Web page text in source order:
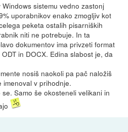
sistemu vedno zastonj
uporabnikov enako zmogljiv kot
peketa ostalih pisarniških
niti ne potrebuje. In ta
dokumentov ima privzeti format
in DOCX. Edina slabost je, da
nosiš naokoli pa pač naložiš
imenoval v prihodnje.
Samo še okosteneli velikani in